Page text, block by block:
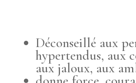
Déconseillé aux
hypertendus, aux
aux jaloux, aux